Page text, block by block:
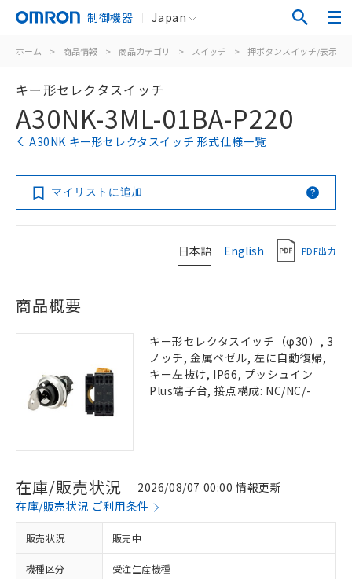
制御機器 Japan
ホーム > 商品情報 > 商品カテゴリ > スイッチ > 押ボタンスイッチ/表示灯
キー形セレクタスイッチ
A30NK-3ML-01BA-P220
A30NK キー形セレクタスイッチ 形式仕様一覧
マイリストに追加
日本語 English PDF出力
商品概要
キー形セレクタスイッチ（φ30）, 3
ノッチ, 金属ベゼル, 左に自動復帰,
キー左抜け, IP66, プッシュイン
Plus端子台, 接点構成: NC/NC/-
在庫/販売状況
2026/08/07 00:00 情報更新
在庫/販売状況 ご利用条件
販売状況 販売中
機種区分 受注生産機種